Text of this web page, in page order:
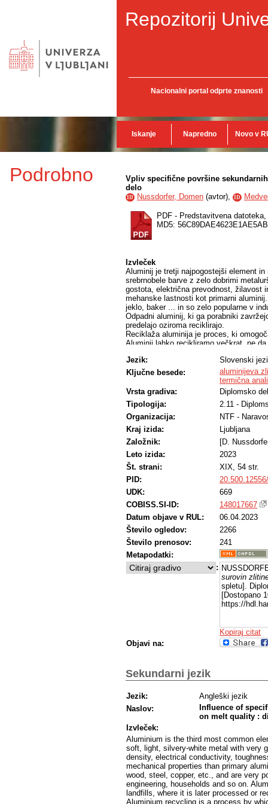
Repozitorij
Nacionalni portal odprte znanosti
Iskanje Napredno Novo v
Podrobno
Vpliv specifične površine
delo
ID Nussdorfer, Domen (avtor), ID
PDF - Predstavitvena datoteka,
MD5:
Izvleček
Aluminij je tretji najpogostejši element
srebrnobele barve z zelo dobrimi
gostota, električna prevodnost, žilavost
mehanske lastnosti kot primarni
jeklo, baker ... in so zelo popularne v
Odpadni aluminij, ki ga porabniki
predelajo oziroma reciklirajo.
Reciklaža aluminija je proces, ki
Aluminij lahko recikliramo večkrat, ne
pridobivanje primarnega aluminija iz
priprave surovin, sortiranja, taljenja,
Namen diplomskega dela je bil
taline zlitine EN AW 5182.
legirni element je magnezij. Je dobro
izdelanih zlitin smo uporabili:
(XRF), diferenčno vrstično kalorimetrijo
elektronski mikroskop (SEM) z
S pomočjo termodinamičnega izračuna
kako nanje vpliva velikost specifične
termične analize smo izrisali
Iz rezultatov sklepamo, da se z
materialom, ki ima veliko specifično
specifično površino. Nečistoče pa v
potrebne manj energije za taljenje.
Iz slik mikrostruktur, posnetih z
dobljene faze, določene z energijsko
termodinamičnega izračuna.
Jezik:
Slovenski
Ključne besede:
aluminijeva
termična
Vrsta gradiva:
Diplomsko
Tipologija:
2.11 -
Organizacija:
NTF -
Kraj izida:
Ljubljana
Založnik:
[D.
Leto izida:
2023
Št. strani:
XIX, 54 str.
PID:
UDK:
669
COBISS.SI-ID:
148017667
Datum objave v RUL:
06.04.2023
Število ogledov:
2266
Število prenosov:
241
Metapodatki:
:
surovin
spletu].
[Dostopano
https://
Kopiraj citat
Objavi na:
Sekundarni jezik
Jezik:
Angleški jezik
Naslov:
Influence of
on melt quality :
Izvleček:
Aluminium is the third most common
soft, light, silvery-white metal with very
density, electrical conductivity,
mechanical properties than primary
wood, steel, copper, etc., and are very
engineering, households and so on.
landfills, where it is later processed or
Aluminium recycling is a process by